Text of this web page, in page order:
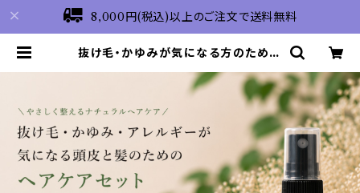
8,000円(税込)以上のご注文で送料無料
抜け毛・かゆみが気になる方のための